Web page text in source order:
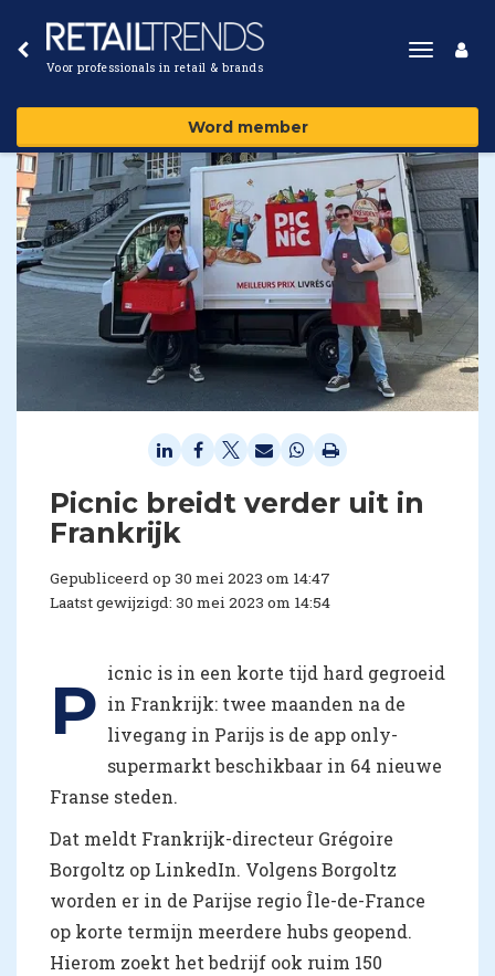
Voor professionals in retail & brands
Toggle
Word member
Picnic breidt verder uit in
Frankrijk
Gepubliceerd op 30 mei 2023 om 14:47
Laatst gewijzigd: 30 mei 2023 om 14:54
P icnic is in een korte tijd hard gegroeid
in Frankrijk: twee maanden na de
livegang in Parijs is de app only-
supermarkt beschikbaar in 64 nieuwe
Franse steden.
Dat meldt Frankrijk-directeur Grégoire
Borgoltz op LinkedIn. Volgens Borgoltz
worden er in de Parijse regio Île-de-France
op korte termijn meerdere hubs geopend.
Hierom zoekt het bedrijf ook ruim 150